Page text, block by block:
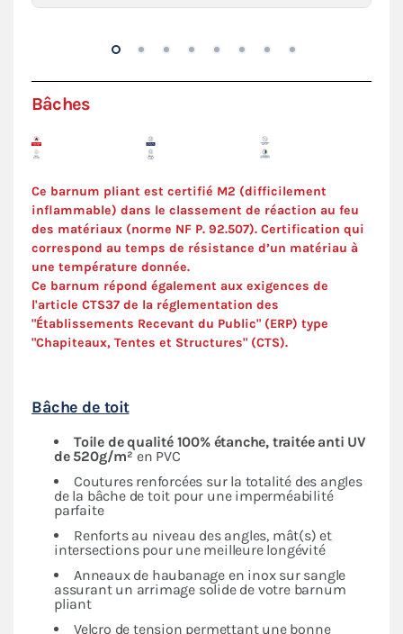
Bâches
Ce barnum pliant est certifié M2 (difficilement
inflammable) dans le classement de réaction au feu
des matériaux (norme NF P. 92.507). Certification qui
correspond au temps de résistance d’un matériau à
une température donnée.
Ce barnum répond également aux exigences de
l'article CTS37 de la réglementation des
"Établissements Recevant du Public" (ERP) type
"Chapiteaux, Tentes et Structures" (CTS).
Bâche de toit
Toile de qualité 100% étanche, traitée anti UV
de 520g/m²en PVC
Coutures renforcées sur la totalité des angles
de la bâche de toit pour une imperméabilité
parfaite
Renforts au niveau des angles, mât(s) et
intersections pour une meilleure longévité
Anneaux de haubanage en inox sur sangle
assurant un arrimage solide de votre barnum
pliant
Velcro de tension permettant une bonne